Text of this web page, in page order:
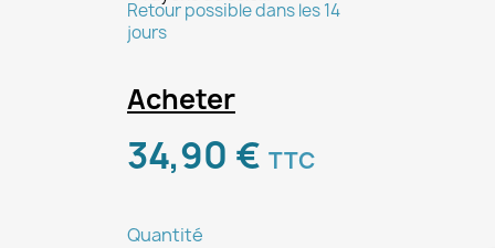
Retour possible dans les 14
jours
Acheter
34,90 € TTC
Quantité